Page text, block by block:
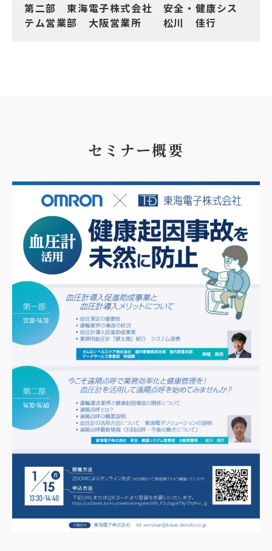
第二部 東海電子株式会社 安全・健康シス
テム営業部 大阪営業所 松川 佳行
セミナー概要